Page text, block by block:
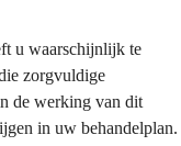
u waarschijnlijk te
zorgvuldige
de werking van dit
in uw behandelplan.